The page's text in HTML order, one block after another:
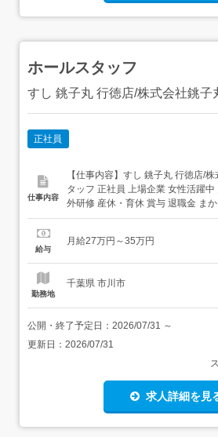
ホールスタッフ
すし 銚子丸 行徳店/株式会社銚子
正社員
仕事内容
【仕事内容】すし 銚子丸 行徳店/株式会
タッフ 正社員 上場企業 女性活躍中 月8日休↑ 社保完備 海
外研修 産休・育休 賞与 退職金 まかないあり
期間:2026/07/16～2026/08/20 求人情報 店舗の特徴 上場企
20-5 交 通 東京メトロ東西線「行徳...
給与
月給27万円～35万円
勤務地
千葉県 市川市
公開・終了予定日： 2026/07/31 ～
更新日： 2026/07/31
求人詳細を見